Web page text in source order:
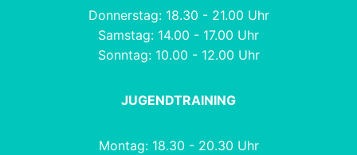
Donnerstag: 18.30 - 21.00 Uhr
Samstag: 14.00 - 17.00 Uhr
Sonntag: 10.00 - 12.00 Uhr
JUGENDTRAINING
Montag: 18.30 - 20.30 Uhr